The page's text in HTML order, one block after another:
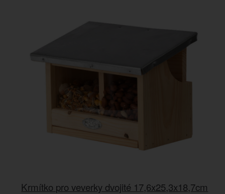
Krmítko pro veverky dvojité 17,6x25,3x18,7cm